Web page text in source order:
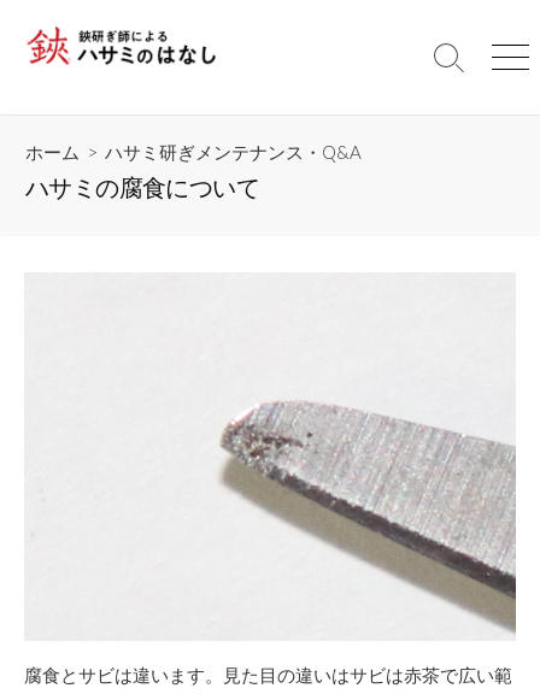
検
メ
ホーム > ハサミ研ぎメンテナンス・Q&A
ハサミの腐食について
腐食とサビは違います。見た目の違いはサビは赤茶で広い範